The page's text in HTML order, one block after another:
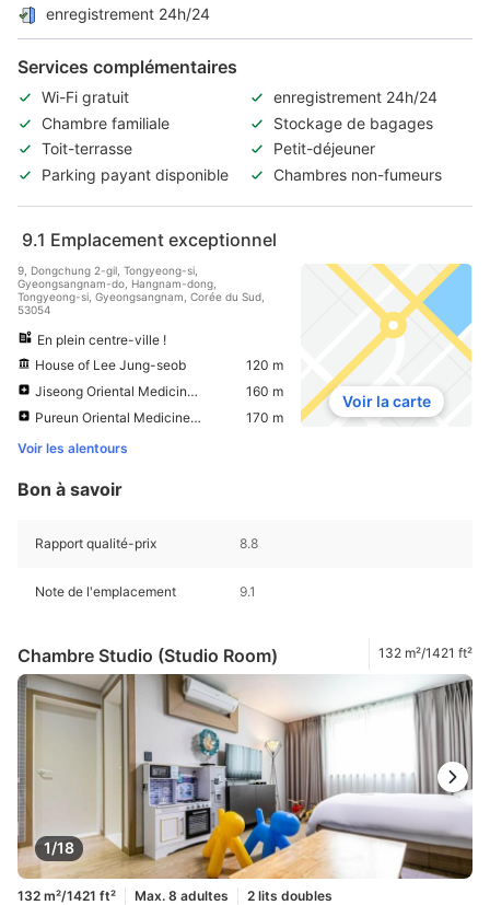
enregistrement 24h/24
Services complémentaires
Wi-Fi gratuit
enregistrement 24h/24
Chambre familiale
Stockage de bagages
Toit-terrasse
Petit-déjeuner
Parking payant disponible
Chambres non-fumeurs
9.1 Emplacement exceptionnel
9, Dongchung 2-gil, Tongyeong-si,
Gyeongsangnam-do, Hangnam-dong,
Tongyeong-si, Gyeongsangnam, Corée du Sud,
53054
En plein centre-ville !
House of Lee Jung-seob
120 m
Jiseong Oriental Medicine Clinic
160 m
Pureun Oriental Medicine Clinic
170 m
Voir les alentours
Voir la carte
Bon à savoir
Rapport qualité-prix 8.8
Note de l'emplacement 9.1
Chambre Studio (Studio Room) 132 m²/1421 ft²
1/18
132 m²/1421 ft² Max. 8 adultes
2 lits doubles